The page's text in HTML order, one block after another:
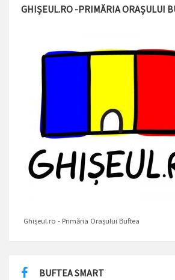
GHIȘEUL.RO -PRIMĂRIA ORAȘULUI
Ghișeul.ro - Primăria Orașului Buftea
BUFTEA SMART